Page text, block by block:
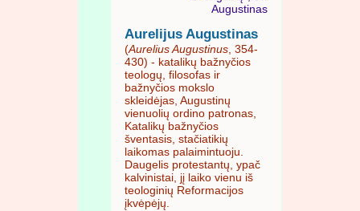
Augustinas
Aurelijus Augustinas
(Aurelius Augustinus , 354-
430) - katalikų bažnyčios
teologų, filosofas ir
bažnyčios mokslo
skleidėjas, Augustinų
vienuolių ordino patronas,
Katalikų bažnyčios
šventasis, stačiatikių
laikomas palaimintuoju.
Daugelis protestantų, ypač
kalvinistai, jį laiko vienu iš
teologinių Reformacijos
įkvėpėjų.